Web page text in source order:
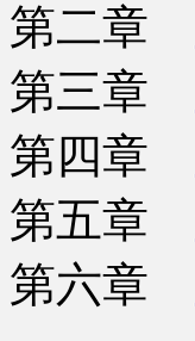
第二章
第三章
第四章
第五章
第六章